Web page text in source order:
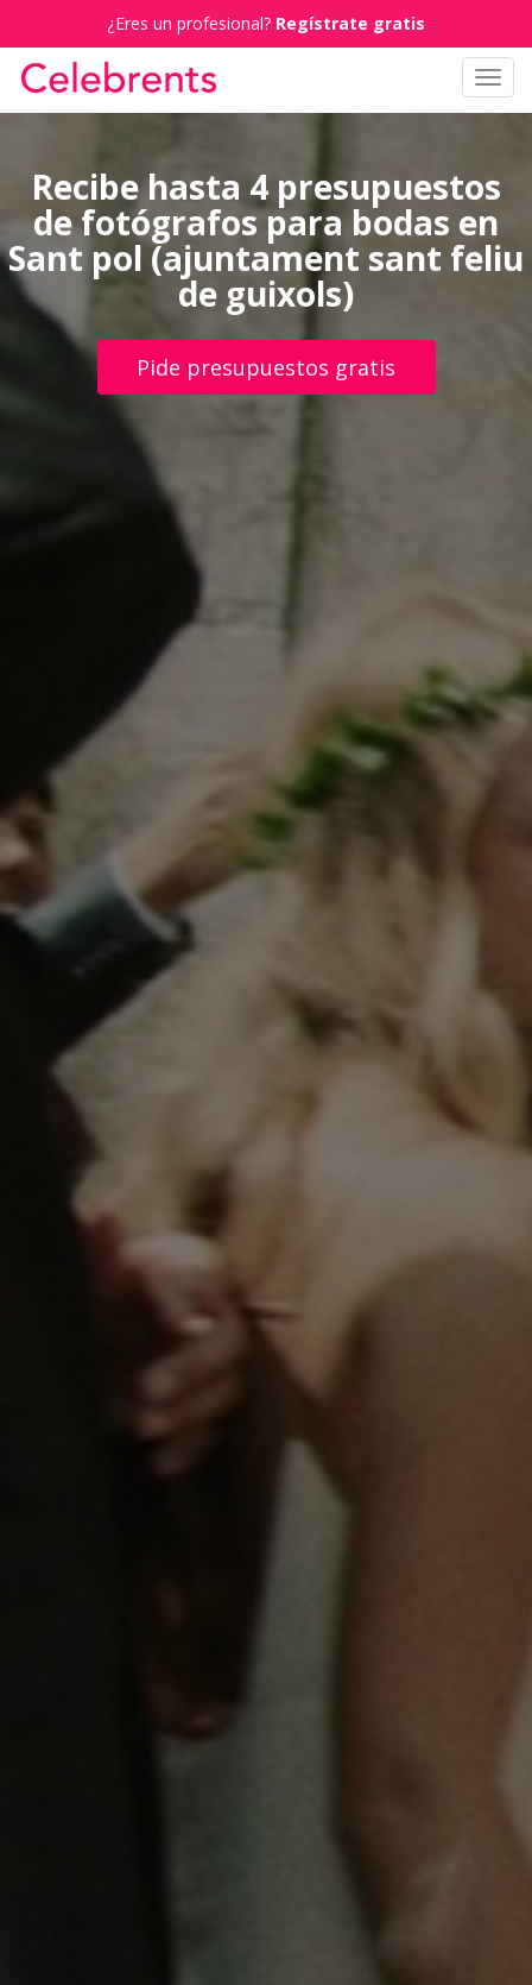
¿Eres un profesional? Regístrate gratis
Recibe hasta 4 presupuestos
de fotógrafos para bodas en
Sant pol (ajuntament sant feliu
de guixols)
Pide presupuestos gratis